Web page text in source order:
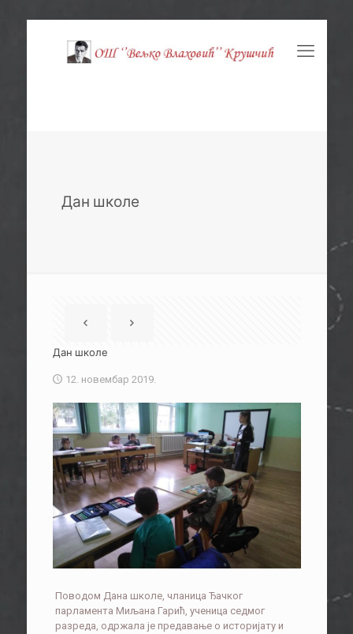
Дан школе
Дан школе
12. новембар 2019.
Поводом Дана школе, чланица Ђачког
парламента Миљана Гарић, ученица седмог
разреда, одржала је предавање о историјату и